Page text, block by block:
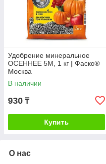
Удобрение минеральное
ОСЕННЕЕ 5M, 1 кг | Фаско®
Москва
В наличии
930 ₸
Купить
О нас